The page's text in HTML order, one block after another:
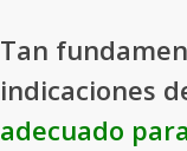
Tan
indicaciones
adecuado